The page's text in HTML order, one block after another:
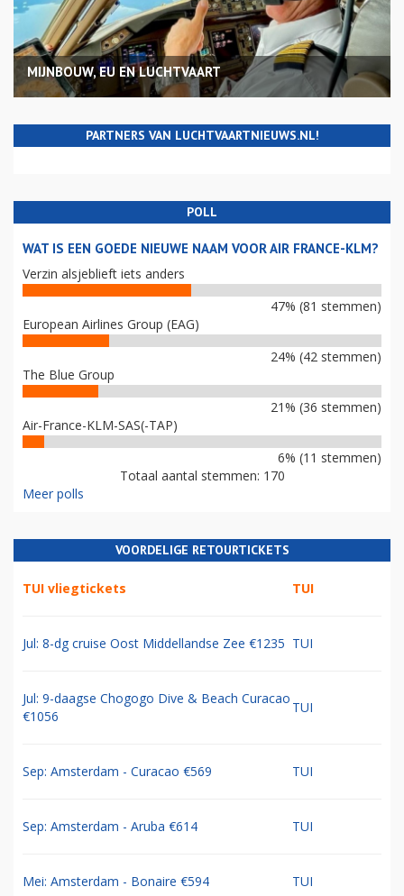
MIJNBOUW, EU EN LUCHTVAART
PARTNERS VAN LUCHTVAARTNIEUWS.NL!
POLL
WAT IS EEN GOEDE NIEUWE NAAM VOOR AIR FRANCE-KLM?
Verzin alsjeblieft iets anders
47% (81 stemmen)
European Airlines Group (EAG)
24% (42 stemmen)
The Blue Group
21% (36 stemmen)
Air-France-KLM-SAS(-TAP)
6% (11 stemmen)
Totaal aantal stemmen: 170
Meer polls
VOORDELIGE RETOURTICKETS
TUI vliegtickets TUI
Jul: 8-dg cruise Oost Middellandse Zee €1235 TUI
Jul: 9-daagse Chogogo Dive & Beach Curacao
€1056
TUI
Sep: Amsterdam - Curacao €569 TUI
Sep: Amsterdam - Aruba €614 TUI
Mei: Amsterdam - Bonaire €594 TUI